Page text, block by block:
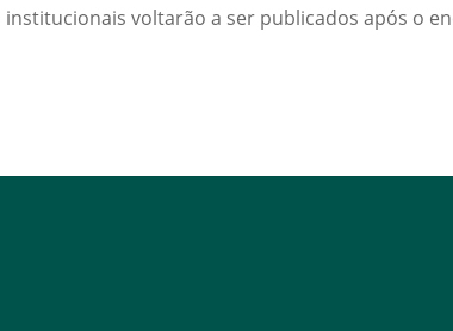
voltarão a ser publicados após o